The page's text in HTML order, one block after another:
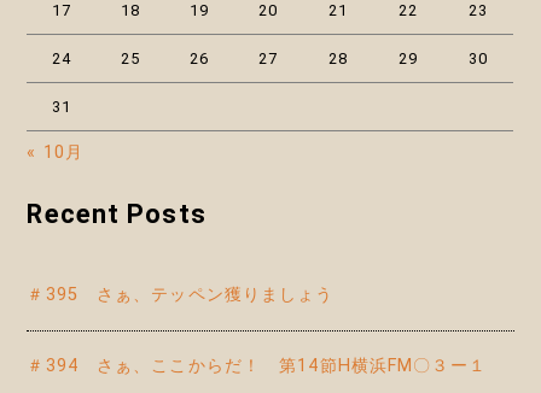
17 18 19 20 21 22 23
24 25 26 27 28 29 30
31
« 10月
Recent Posts
＃395 さぁ、テッペン獲りましょう
＃394 さぁ、ここからだ！ 第14節H横浜FM〇３ー１